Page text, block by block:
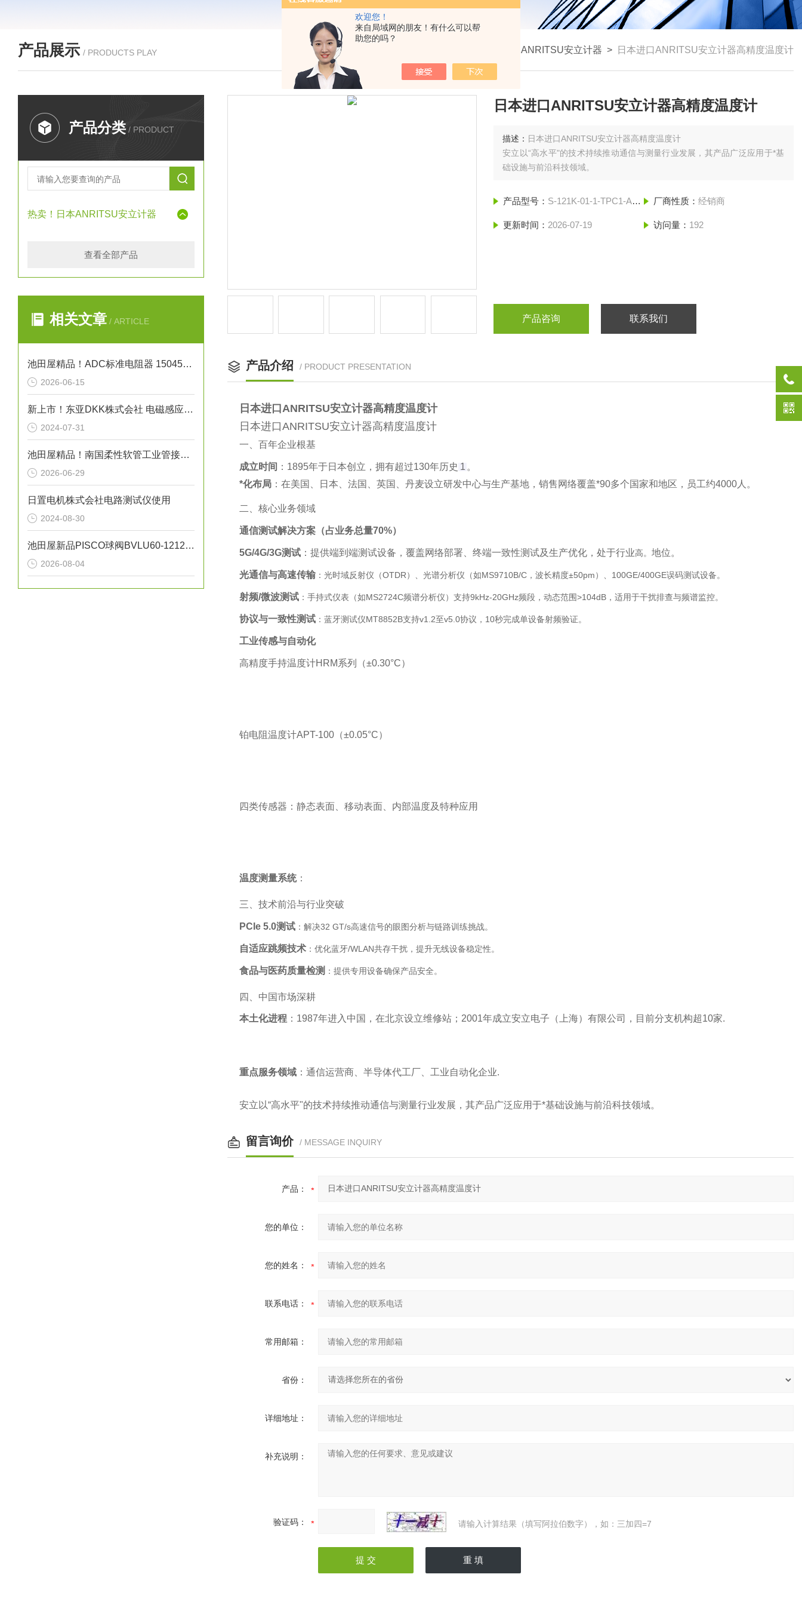
欢迎您！
来自局域网的朋友！有什么可以帮
助您的吗？
产品展示 / PRODUCTS PLAY 我的位置： 热卖！日本ANRITSU安立计器 > 日本进口ANRITSU安立计器高精度温度计
产品分类 / PRODUCT
热卖！日本ANRITSU安立计器
查看全部产品
相关文章 / ARTICLE
池田屋精品！ADC标准电阻器 15045系列 参数介绍
2026-06-15
新上市！东亚DKK株式会社 电磁感应式电导率检测器“小型ME-100系列”
2024-07-31
池田屋精品！南国柔性软管工业管接头式氟树脂软管 NK-FJS-A 参数介绍
2026-06-29
日置电机株式会社电路测试仪使用
2024-08-30
池田屋新品PISCO球阀BVLU60-1212正式发布
2026-08-04
日本进口ANRITSU安立计器高精度温度计
描述： 日本进口ANRITSU安立计器高精度温度计
安立以“高水平"的技术持续推动通信与测量行业发展，其产品广泛应用于*基
础设施与前沿科技领域‌。
产品型号： S-121K-01-1-TPC1-ASP 厂商性质： 经销商
更新时间： 2026-07-19 访问量： 192
产品咨询 联系我们
产品介绍 / PRODUCT PRESENTATION
日本进口ANRITSU安立计器高精度温度计
日本进口ANRITSU安立计器高精度温度计
一、百年企业根基
成立时间 ‌：1895年于日本创立，拥有超过130年历史‌ 1 。
*化布局 ‌：在美国、日本、法国、英国、丹麦设立研发中心与生产基地，销售网络覆盖*90多个国家和地区，员工约4000人‌。
二、核心业务领域
通信测试解决方案（占业务总量70%）
5G/4G/3G测试 ‌：提供端到端测试设备，覆盖网络部署、终端一致性测试及生产优化，处于行业高。 地位‌。
光通信与高速传输 ‌：光时域反射仪（OTDR）、光谱分析仪（如MS9710B/C，波长精度±50pm）、100GE/400GE误码测试设备‌。
射频/微波测试 ‌：手持式仪表（如MS2724C频谱分析仪）支持9kHz-20GHz频段，动态范围>104dB，适用于干扰排查与频谱监控‌。
协议与一致性测试 ‌：蓝牙测试仪MT8852B支持v1.2至v5.0协议，10秒完成单设备射频验证‌。
工业传感与自动化
高精度手持温度计HRM系列（±0.30°C）
铂电阻温度计APT-100（±0.05°C）
四类传感器：静态表面、移动表面、内部温度及特种应用‌
温度测量系统‌：
三、技术前沿与行业突破
PCIe 5.0测试 ‌：解决32 GT/s高速信号的眼图分析与链路训练挑战‌。
自适应跳频技术 ‌：优化蓝牙/WLAN共存干扰，提升无线设备稳定性‌。
食品与医药质量检测 ‌：提供专用设备确保产品安全‌。
四、中国市场深耕
本土化进程 ‌：1987年进入中国，在北京设立维修站；2001年成立安立电子（上海）有限公司，目前分支机构超10家‌.
重点服务领域 ‌：通信运营商、半导体代工厂、工业自动化企业‌.
安立以“高水平"的技术持续推动通信与测量行业发展，其产品广泛应用于*基础设施与前沿科技领域‌。
留言询价 / MESSAGE INQUIRY
产品：
您的单位：
您的姓名：
联系电话：
常用邮箱：
省份：
详细地址：
补充说明：
验证码： 请输入计算结果（填写阿拉伯数字），如：三加四=7